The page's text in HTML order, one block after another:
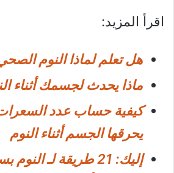
اقرأ المزيد:
هل تعلم لماذا النوم
ماذا يحدث لجسمك أثناء
كيفية حساب عدد السعرات
يحرقها الجسم أثناء النوم
إليك: 21 طريقة لـ